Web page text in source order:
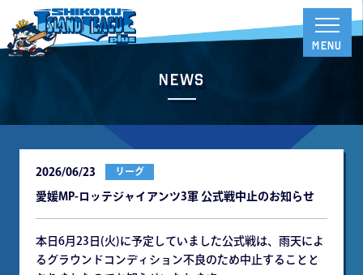
News
2026/06/23 リーグ
愛媛MP-ロッテジャイアンツ3軍 公式戦中⽌のお知らせ
本⽇6⽉23⽇(⽕)に予定していました公式戦は、⾬天によ
るグラウンドコンディション不良のため中⽌することと